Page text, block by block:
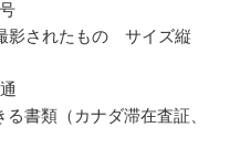
影されたもの サイズ縦
書類（カナダ滞在査証、